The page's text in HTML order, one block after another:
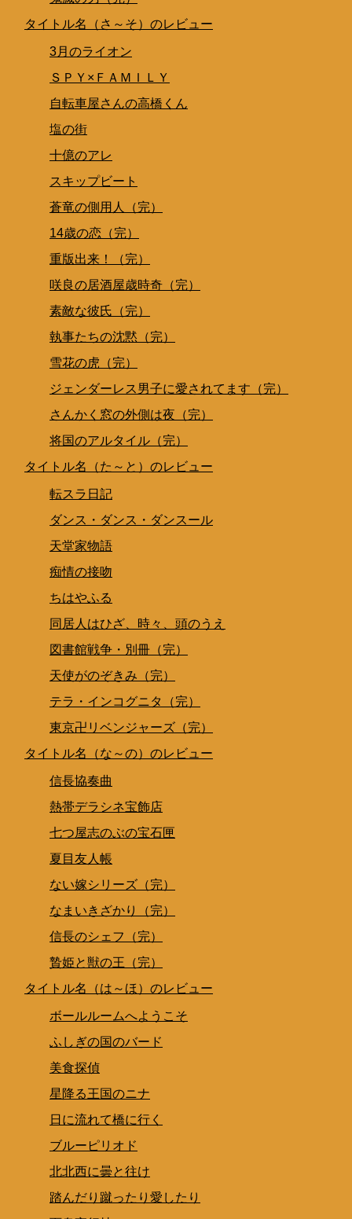
タイトル名（さ～そ）のレビュー
3月のライオン
ＳＰＹ×ＦＡＭＩＬＹ
自転車屋さんの高橋くん
塩の街
十億のアレ
スキップビート
蒼竜の側用人（完）
14歳の恋（完）
重版出来！（完）
咲良の居酒屋歳時奇（完）
素敵な彼氏（完）
執事たちの沈黙（完）
雪花の虎（完）
ジェンダーレス男子に愛されてます（完）
さんかく窓の外側は夜（完）
将国のアルタイル（完）
タイトル名（た～と）のレビュー
転スラ日記
ダンス・ダンス・ダンスール
天堂家物語
痴情の接吻
ちはやふる
同居人はひざ、時々、頭のうえ
図書館戦争・別冊（完）
天使がのぞきみ（完）
テラ・インコグニタ（完）
東京卍リベンジャーズ（完）
タイトル名（な～の）のレビュー
信長協奏曲
熱帯デラシネ宝飾店
七つ屋志のぶの宝石匣
夏目友人帳
ない嫁シリーズ（完）
なまいきざかり（完）
信長のシェフ（完）
贄姫と獣の王（完）
タイトル名（は～ほ）のレビュー
ボールルームへようこそ
ふしぎの国のバード
美食探偵
星降る王国のニナ
日に流れて橋に行く
ブルーピリオド
北北西に曇と往け
踏んだり蹴ったり愛したり